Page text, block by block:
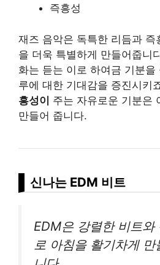
즉흥성
재즈 음악은 독특한 리듬과 즉
을 더욱 특별하게 만들어줍니
화는 듣는 이로 하여금 기분
루에 대한 기대감을 증진시키
흥성이 주는 자유로운 기분은
만들어 줍니다.
신나는 EDM 비트
EDM은 강렬한 비트와
로 아침을 활기차게